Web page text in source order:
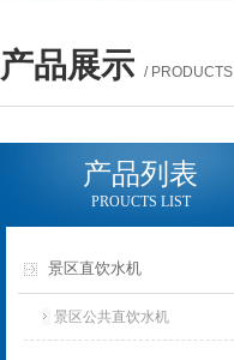
产品展示 / PRODUCTS
产品列表
PROUCTS LIST
景区直饮水机
景区公共直饮水机